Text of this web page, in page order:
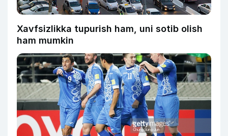
Xavfsizlikka tupurish ham, uni sotib olish
ham mumkin